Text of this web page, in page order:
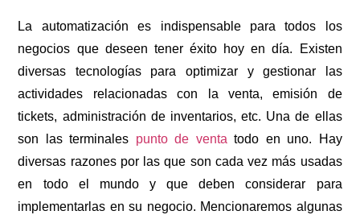
La automatización es indispensable para todos los
negocios que deseen tener éxito hoy en día. Existen
diversas tecnologías para optimizar y gestionar las
actividades relacionadas con la venta, emisión de
tickets, administración de inventarios, etc. Una de ellas
son las terminales punto de venta todo en uno. Hay
diversas razones por las que son cada vez más usadas
en todo el mundo y que deben considerar para
implementarlas en su negocio. Mencionaremos algunas